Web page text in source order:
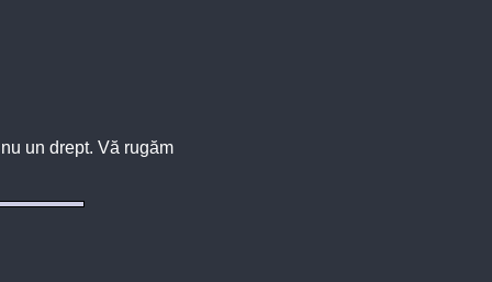
un drept. Vă rugăm